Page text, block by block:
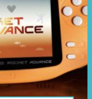
de marzo
como parte